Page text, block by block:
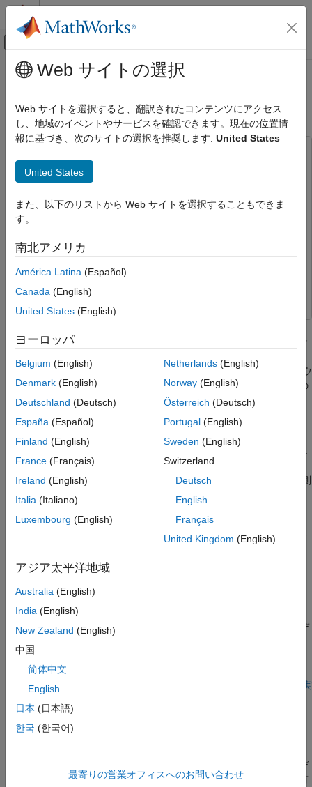
コンテンツへスキップ
オフキャンバス ナビゲーション メ
ドキュメンテーションのホーム
Communications Toolbox
システムレベルのシミュレーション
データ リンク レイヤーでパケット化された
モデム
項目一覧
必要なソフトウェアとハードウェア
例の実行
シミュレーション パラメーターの設定
データ リンク レイヤー (第 2 層)
チャネル モデル
無線機を使用した実行
考察
その他の調査
参考文献
メインコンテンツ
データ リンク レイヤーでパケット
化されたモデム
Communications Toolbox
RadioCommunications Toolbox Support Package for USRP
RadiosWireless Testbench Support Package for NI USRP
Radios
Wireless Testbench
デムを実装する方法について説明します。このモデムは、パケッ
ヤーを特徴としています。ソフトウェア定義無線 (SDR) ハードウ
ェアを使用して、システムのシミュレーションまたはシステムの
パフォーマンス測定を行うことができます。
必要なソフトウェアとハードウェア
既定では、この例はシステムのパフォーマンスをシミュレートし
ます。オプションで、次のいずれかの SDR デバイスと対応する
サポート パッケージを使用して、システムのパフォーマンスを測
定できます。
200 シリーズ USRP 無線機 (B2xx または N2xx) と
。NI™ USRP デバイスを Ettus Research 200 シリーズ
されているハードウェアと必要なソフトウェア
300 シリーズ USRP 無線機 (X3xx) と
NI USRP デバイスを Ettus Research 300 シリーズ USRP デ
SDR デバイスを使用して例を実行するには、
無線機を使用した実
はじめに
と呼ばれる情報をバーストで送信する通信システムです。各モデ
ムまたはノードには物理レイヤーが含まれており、モデムは共有
Web サイトの選択
Web サイトを選択すると、翻訳されたコンテンツにアクセス
し、地域のイベントやサービスを確認できます。現在の位置情
報に基づき、次のサイトの選択を推奨します: United States
United States
また、以下のリストから Web サイトを選択することもできま
す。
南北アメリカ
América Latina (Español)
Canada (English)
United States (English)
ヨーロッパ
Belgium (English)
Denmark (English)
Deutschland (Deutsch)
España (Español)
Finland (English)
France (Français)
Ireland (English)
Italia (Italiano)
Luxembourg (English)
Netherlands(English)
Norway(English)
Österreich (Deutsch)
Portugal(English)
Sweden (English)
Switzerland
Deutsch
English
Français
United Kingdom (English)
アジア太平洋地域
Australia (English)
India (English)
New Zealand (English)
中国
简体中文
English
日本 (日本語)
한국 (한국어)
最寄りの営業オフィスへのお問い合わせ